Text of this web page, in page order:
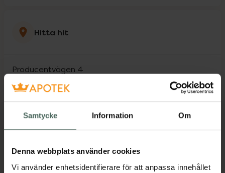
Samtycke Information Om
Denna webbplats använder cookies
Vi använder enhetsidentifierare för att anpassa innehållet
Hitta hit
Producentvägen 4
97251
Luleå
Öppettider idag
08:30-16:00